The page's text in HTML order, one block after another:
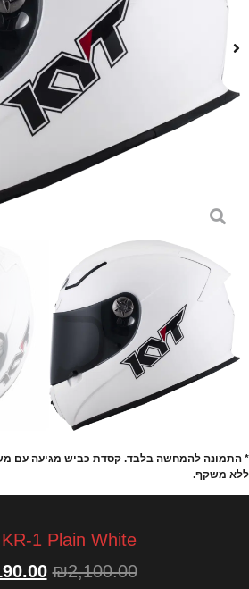
* התמונה להמחשה בלבד. קסדת כביש מגיעה עם
ללא משקף.
1 Plain White
₪2,100.00